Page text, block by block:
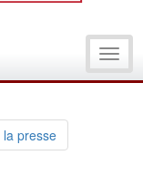
presse